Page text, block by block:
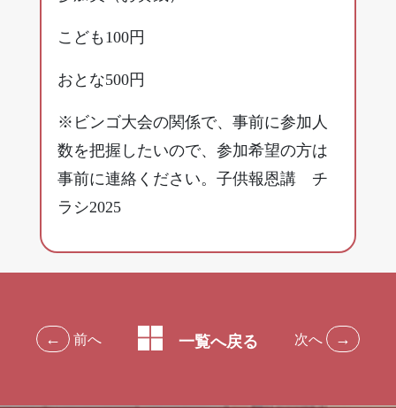
こども100円
おとな500円
※ビンゴ大会の関係で、事前に参加人
数を把握したいので、参加希望の方は
事前に連絡ください。 子供報恩講 チ
ラシ2025
← 前へ 一覧へ戻る 次へ →